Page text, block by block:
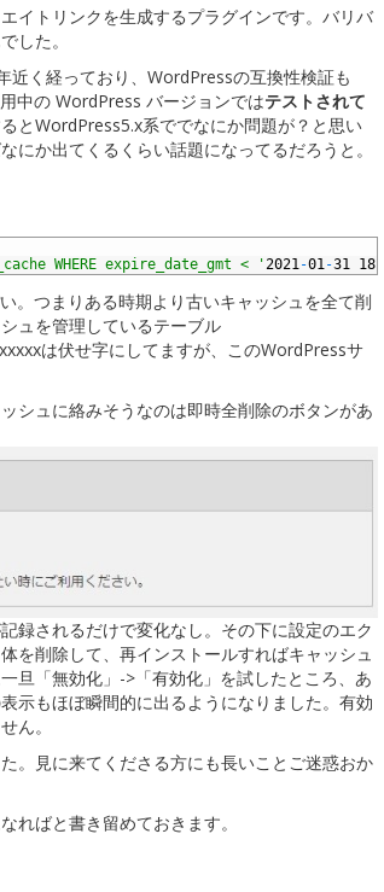
イトリンクを生成するプラグインです。バリバ
した。
く経っており、WordPressの互換性検証も
中の WordPress バージョンではテストされて
とWordPress5.x系ででなにか問題が？と思い
にか出てくるくらい話題になってるだろうと。
WHERE expire_date_gmt < '2021-01-31
。つまりある時期より古いキャッシュを全て削
ュを管理しているテーブル
は伏せ字にしてますが、このWordPressサ
シュに絡みそうなのは即時全削除のボタンがあ
録されるだけで変化なし。その下に設定のエク
を削除して、再インストールすればキャッシュ
旦「無効化」->「有効化」を試したところ、あ
示もほぼ瞬間的に出るようになりました。有効
ん。
。見に来てくださる方にも長いことご迷惑おか
ればと書き留めておきます。